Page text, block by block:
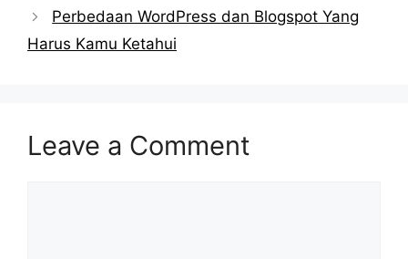
Perbedaan WordPress dan Blogspot Yang
Harus Kamu Ketahui
Leave a Comment